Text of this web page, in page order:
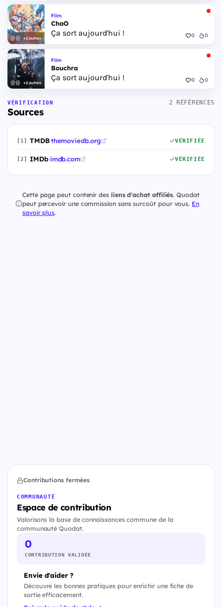
+2 autres
Film
ChaO
Ça sort aujourd'hui ! 0 0
+2 autres
Film
Bouchra
Ça sort aujourd'hui ! 0 0
VÉRIFICATION
Sources
2 RÉFÉRENCES
[1] TMDB·themoviedb.org VÉRIFIÉE
[2] IMDb·imdb.com VÉRIFIÉE
Cette page peut contenir des liens d'achat affiliés. Quodat
peut percevoir une commission sans surcoût pour vous. En
savoir plus.
Contributions fermées
COMMUNAUTÉ
Espace de contribution
Valorisons la base de connaissances commune de la
communauté Quodat.
0
CONTRIBUTION VALIDÉE
Envie d'aider ?
Découvre les bonnes pratiques pour enrichir une fiche de
sortie efficacement.